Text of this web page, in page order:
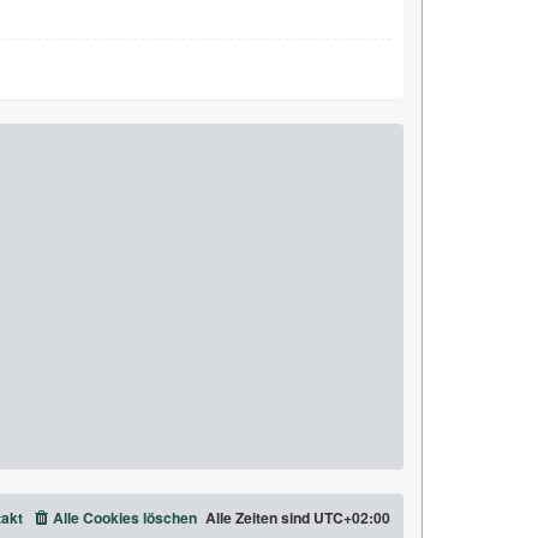
Alle Zeiten sind UTC+02:00
Alle Cookies löschen